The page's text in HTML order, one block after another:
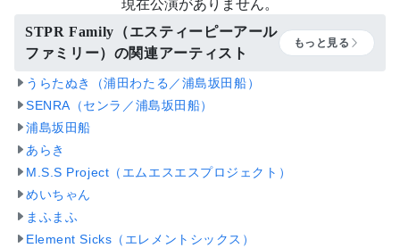
STPR Family（エスティーピーアール
ファミリー）の関連アーティスト
もっと見る
うらたぬき（浦田わたる／浦島坂田船）
SENRA（センラ／浦島坂田船）
浦島坂田船
あらき
M.S.S Project（エムエスエスプロジェクト）
めいちゃん
まふまふ
Element Sicks（エレメントシックス）